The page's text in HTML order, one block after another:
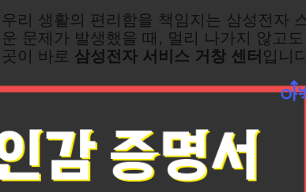
우리 생활의 편리함을 책임지는 삼성전자
운 문제가 발생했을 때, 멀리 나가지 않고
곳이 바로 삼성전자 서비스 거창 센터 입니
거창과 인근 지역 고객들의 편리하고 신속
해 위치, 서비스 품목, 현명한 이용 팁까지